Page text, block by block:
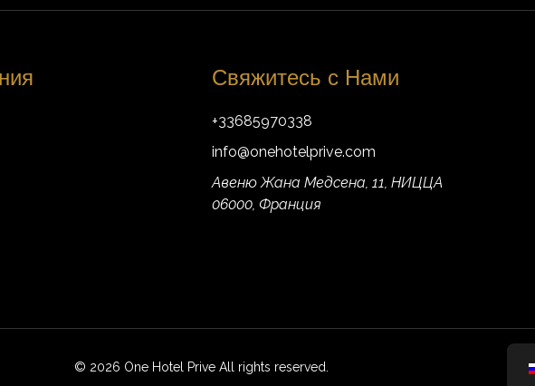
Свяжитесь с Нами
+33685970338
info@onehotelprive.com
Авеню Жана Медсена, 11, НИЦЦА
06000, Франция
© 2026 One Hotel Prive All rights reserved.